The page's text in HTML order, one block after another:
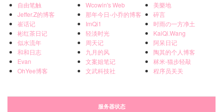
自由笔触
Jeffer.Z的博客
崔话记
彬红茶日记
似水流年
和和日志
Evan
OhYee博客
Wcowin's Web
那年今日-小乔的博客
ImQi1
轻淡时光
周天记
九月的风
文案姐笔记
文武科技社
美樂地
碎言
时雨の一方净土
KaiQi.Wang
阿呆日记
陶其的个人博客
秫米-猫步轻敲
程序员关关
服务器状态